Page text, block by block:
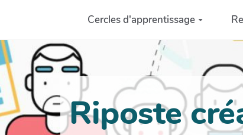
Aller au contenu principalCercles d'apprentissage
Riposte